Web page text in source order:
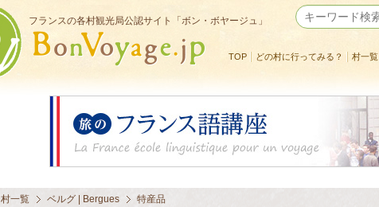
フランスの各村観光局公認サイト「ボン・ボヤージュ」
TOP どの村に行ってみる？ 村一覧
村一覧 ベルグ | Bergues 特産品